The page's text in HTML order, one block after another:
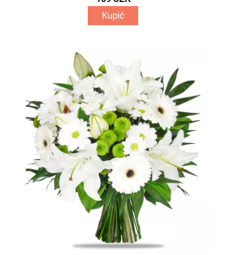
Kupić